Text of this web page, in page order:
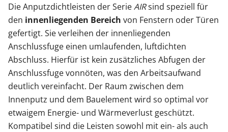
Die Anputzdichtleisten der SerieAIRsind speziell für
den innenliegenden Bereich von Fenstern oder Türen
gefertigt. Sie verleihen der innenliegenden
Anschlussfuge einen umlaufenden, luftdichten
Abschluss. Hierfür ist kein zusätzliches Abfugen der
Anschlussfuge vonnöten, was den Arbeitsaufwand
deutlich vereinfacht. Der Raum zwischen dem
Innenputz und dem Bauelement wird so optimal vor
etwaigem Energie- und Wärmeverlust geschützt.
Kompatibel sind die Leisten sowohl mit ein- als auch